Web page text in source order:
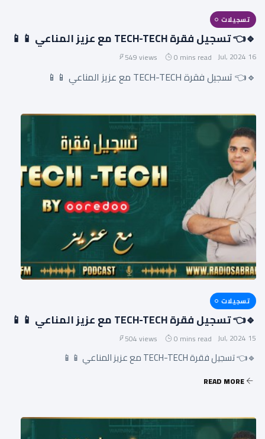
تسجيلات
🔹👈 تسجيل فقرة TECH-TECH مع عزيز المناعي 📱📱
16 Jul, 2024
0 mins read
549 views
🔹👈 تسجيل فقرة TECH-TECH مع عزيز المناعي 📱📱
تسجيلات
🔹👈 تسجيل فقرة TECH-TECH مع عزيز المناعي 📱📱
15 Jul, 2024
0 mins read
504 views
🔹👈 تسجيل فقرة TECH-TECH مع عزيز المناعي 📱📱
READ MORE